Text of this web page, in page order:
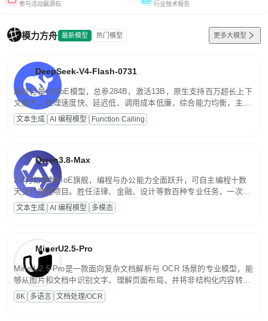
参与活动赢源石 行业技术报告
模力方舟 最新模型 热门模型 更多大模型
DeepSeek-V4-Flash-0731
高效轻量化MoE模型，总参284B，激活13B，原生支持百万超长上下
文能力。推理速度快、延迟低、调用成本低廉，综合能力均衡，主打
高并发、轻量化任务，适合日常对话、内容创作、基础 RAG、批量
文案处理等普惠刚需场景。
文本生成 AI 编程模型 Function Calling
Qwen3.8-Max
2.4万亿参数MoE旗舰，编程与办公能力全面跃升，可自主编程十数
天交付完整项目。胜任法律、金融、设计等数百种专业任务，一次对
话端到端交付生产级成果。原生视觉理解贯穿规划、执行与验证全流
程，支持超长文档与长视频的深度语义解析。长程任务中自主规划与
文本生成 AI 编程模型 多模态
MinerU2.5-Pro
MinerU2.5-Pro是一款面向复杂文档解析与 OCR 场景的专业模型，能
够从图片和文档中识别文字、理解页面布局，并将非结构化内容转换
为便于存储、检索和二次处理的结构化结果。
8K 多语言 文档处理/OCR